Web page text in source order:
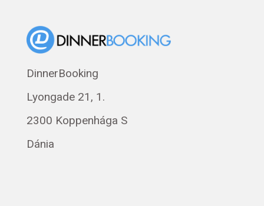
DinnerBooking
Lyongade 21, 1.
2300 Koppenhága S
Dánia